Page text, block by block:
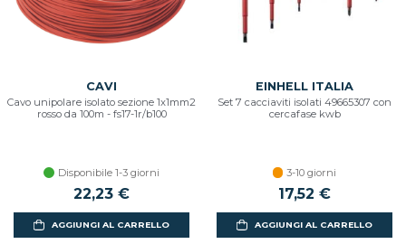
CAVI
Cavo unipolare isolato sezione 1x1mm2
rosso da 100m - fs17-1r/b100
Disponibile 1-3 giorni
22,23 €
AGGIUNGI AL CARRELLO
EINHELL ITALIA
Set 7 cacciaviti isolati 49665307 con
cercafase kwb
3-10 giorni
17,52 €
AGGIUNGI AL CARRELLO